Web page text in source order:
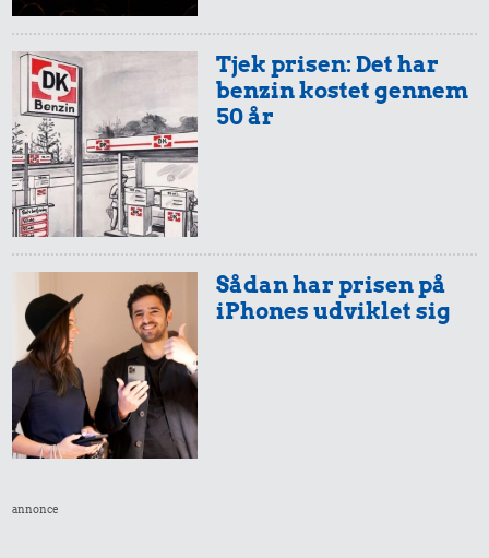
Tjek prisen: Det har
benzin kostet gennem
50 år
Sådan har prisen på
iPhones udviklet sig
annonce